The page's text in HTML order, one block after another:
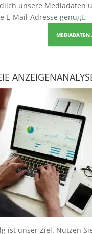
unsere Mediadaten
E-Mail-Adresse genügt.
MEDIADATEN
ist unser Ziel. Nutzen